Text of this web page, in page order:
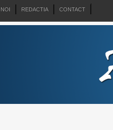
REDACTIA CONTACT